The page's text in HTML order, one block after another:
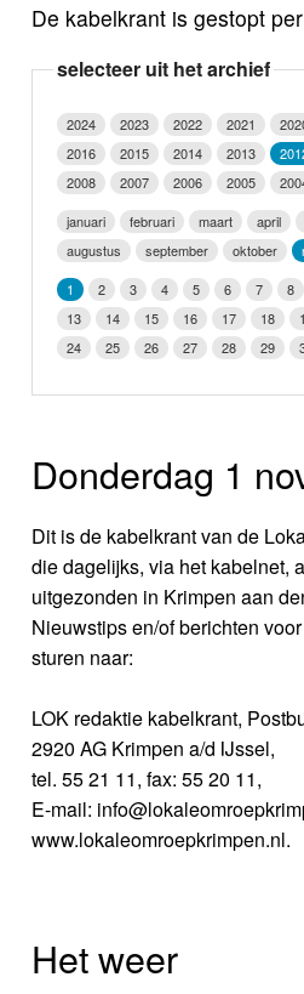
Video
Webcam
Info
De kabelkrant is gestopt
selecteer uit het archief
2024 2023 2022 2021
2016
2015 2014 2013
2008
2007 2006 2005
januari
februari maart april
augustus
september oktober
1
2 3 4 5 6 7 8
13
14 15 16 17 18
24
25 26 27 28 29
Donderdag 1
Dit is de kabelkrant van de
die dagelijks, via het kabelnet,
uitgezonden in Krimpen aan
Nieuwstips en/of berichten
sturen naar:
LOK redaktie kabelkrant,
2920 AG Krimpen a/d IJssel,
tel. 55 21 11, fax: 55 20 11,
E-mail:
www.lokaleomroepkrimpen.nl.
Het weer